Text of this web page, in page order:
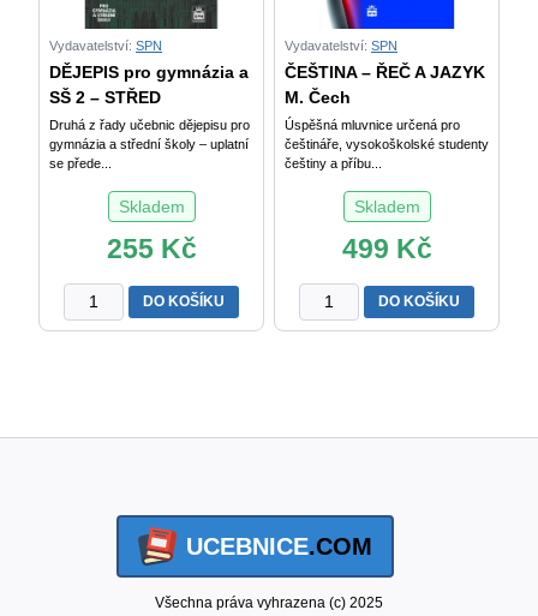
množství
Vydavatelství: SPN
DĚJEPIS pro gymnázia a
SŠ 2 – STŘED
Druhá z řady učebnic dějepisu pro
gymnázia a střední školy – uplatní
se přede...
Skladem
255 Kč
DĚJEPIS
pro
NOVOVĚK
DO KOŠÍKU
Vydavatelství: SPN
ČEŠTINA – ŘEČ A JAZYK
M. Čech
Úspěšná mluvnice určená pro
češtináře, vysokoškolské studenty
češtiny a příbu...
Skladem
499 Kč
ČEŠTINA
-
množství
DO KOŠÍKU
UCEBNICE.COM
Všechna práva vyhrazena (c) 2025